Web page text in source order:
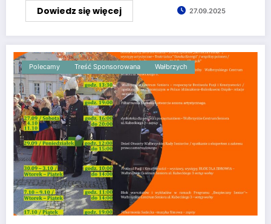
Dowiedz się więcej 27.09.2025
Polecamy Treść Sponsorowana Wałbrzych